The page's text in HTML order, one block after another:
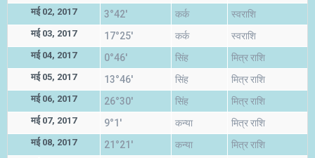
मई 02, 2017 3°42' कर्क स्वराशि
मई 03, 2017 17°25' कर्क स्वराशि
मई 04, 2017 0°46' सिंह मित्र राशि
मई 05, 2017 13°46' सिंह मित्र राशि
मई 06, 2017 26°30' सिंह मित्र राशि
मई 07, 2017 9°1' कन्या मित्र राशि
मई 08, 2017 21°21' कन्या मित्र राशि